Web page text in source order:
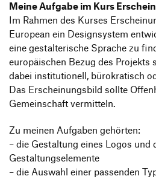
Meine Aufgabe im Kurs
Im Rahmen des Kurses
European ein Designsystem
eine gestalterische Sprache zu
europäischen Bezug des Projekts
dabei institutionell, bürokratisch
Das Erscheinungsbild sollte
Gemeinschaft vermitteln.
Zu meinen Aufgaben gehörten:
– die Gestaltung eines Logos
Gestaltungselemente
– die Auswahl einer passenden